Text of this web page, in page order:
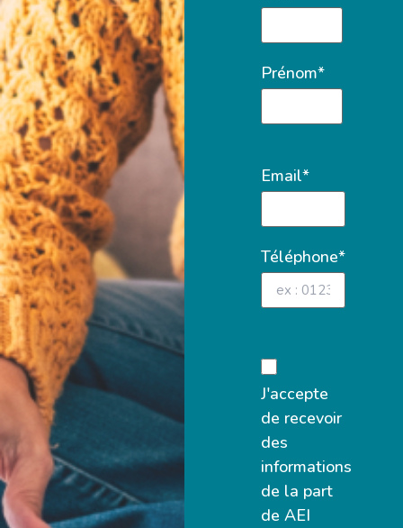
Prénom*
Email*
Téléphone*
J'accepte
de recevoir
des
informations
de la part
de AEI